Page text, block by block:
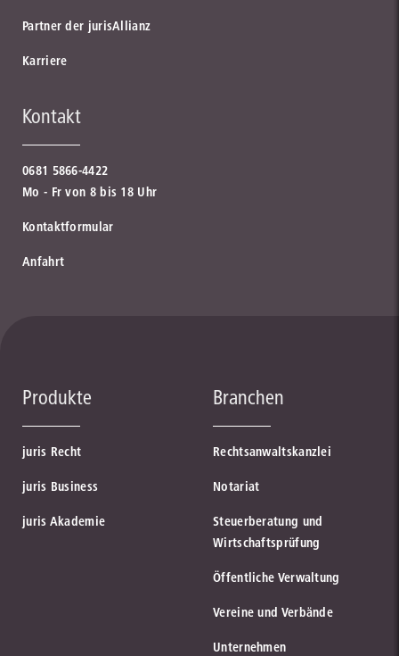
Partner der jurisAllianz
Karriere
Kontakt
0681 5866-4422
Mo - Fr von 8 bis 18 Uhr
Kontaktformular
Anfahrt
Produkte
juris Recht
juris Business
juris Akademie
Branchen
Rechtsanwaltskanzlei
Notariat
Steuerberatung und
Wirtschaftsprüfung
Öffentliche Verwaltung
Vereine und Verbände
Unternehmen